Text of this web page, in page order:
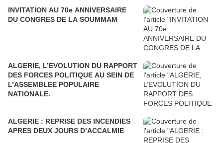
INVITATION AU 70e ANNIVERSAIRE
DU CONGRES DE LA SOUMMAM
ALGERIE, L’EVOLUTION DU RAPPORT
DES FORCES POLITIQUE AU SEIN DE
L’ASSEMBLEE POPULAIRE
NATIONALE.
ALGERIE : REPRISE DES INCENDIES
APRES DEUX JOURS D’ACCALMIE